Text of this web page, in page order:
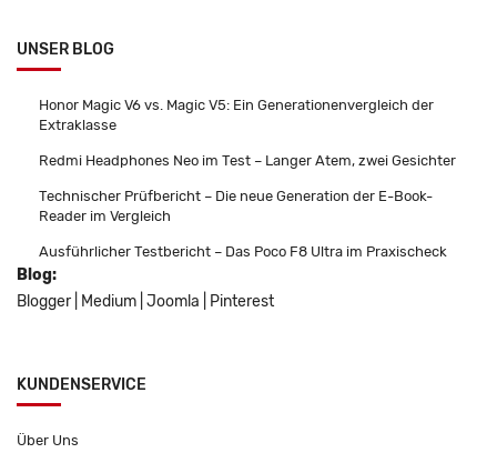
UNSER BLOG
Honor Magic V6 vs. Magic V5: Ein Generationenvergleich der
Extraklasse
Redmi Headphones Neo im Test – Langer Atem, zwei Gesichter
Technischer Prüfbericht – Die neue Generation der E-Book-
Reader im Vergleich
Ausführlicher Testbericht – Das Poco F8 Ultra im Praxischeck
Blog:
Blogger
Medium Joomla Pinterest
KUNDENSERVICE
Über Uns